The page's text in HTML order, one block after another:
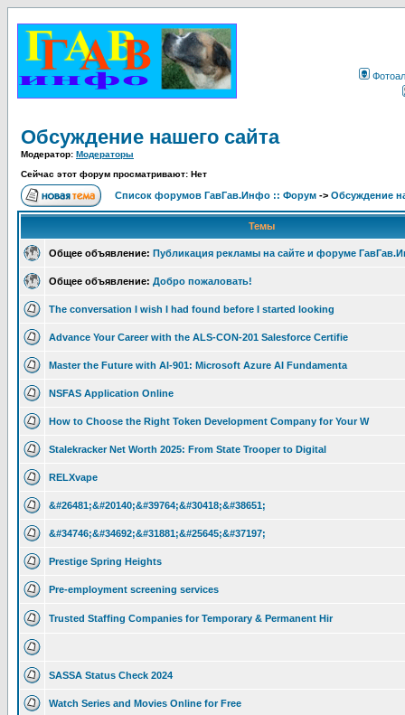
Обсуждение нашего сайта
Модератор: Модераторы
Сейчас этот форум просматривают: Нет
Список форумов ГавГав.Инфо :: Форум -> Обсуждение
Темы
Общее объявление: Публикация рекламы на сайте и форуме
Общее объявление: Добро пожаловать!
The conversation I wish I had found before I started looking
Advance Your Career with the ALS-CON-201 Salesforce Certifie
Master the Future with AI-901: Microsoft Azure AI Fundamenta
NSFAS Application Online
How to Choose the Right Token Development Company for Your W
Stalekracker Net Worth 2025: From State Trooper to Digital
RELXvape
&#26481;&#20140;&#39764;&#30418;&#38651;
&#34746;&#34692;&#31881;&#25645;&#37197;
Prestige Spring Heights
Pre-employment screening services
Trusted Staffing Companies for Temporary & Permanent Hir
SASSA Status Check 2024
Watch Series and Movies Online for Free